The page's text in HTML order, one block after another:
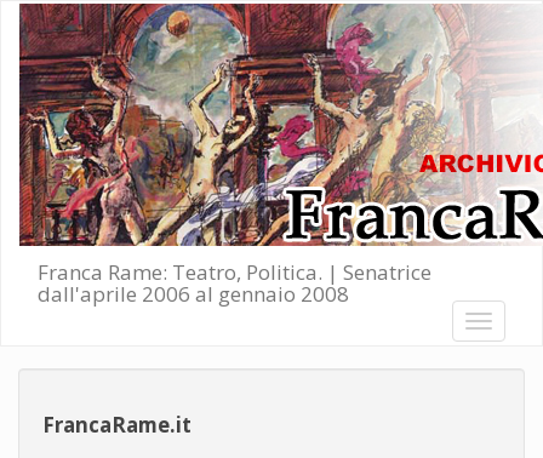
Salta al contenuto principale
Franca Rame: Teatro, Politica. | Senatrice
dall'aprile 2006 al gennaio 2008
Toggle
FrancaRame.it